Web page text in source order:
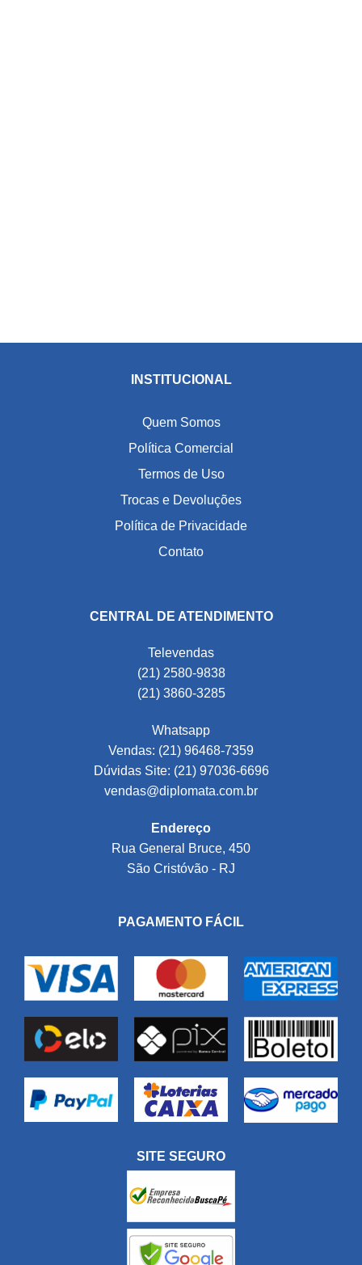
INSTITUCIONAL
Quem Somos
Política Comercial
Termos de Uso
Trocas e Devoluções
Política de Privacidade
Contato
CENTRAL DE ATENDIMENTO
Televendas
(21) 2580-9838
(21) 3860-3285
Whatsapp
Vendas: (21) 96468-7359
Dúvidas Site: (21) 97036-6696
vendas@diplomata.com.br
Endereço
Rua General Bruce, 450
São Cristóvão - RJ
PAGAMENTO FÁCIL
SITE SEGURO